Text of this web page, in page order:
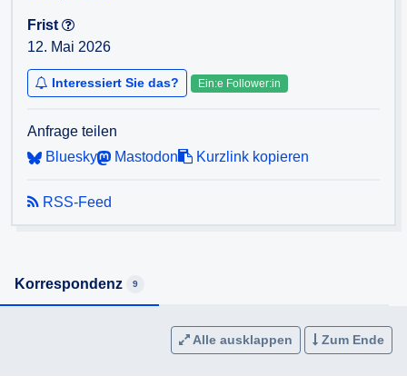
Frist
12. Mai 2026
Interessiert Sie das? Ein:e Follower:in
Anfrage teilen
Bluesky
Mastodon Kurzlink kopieren
RSS-Feed
Korrespondenz 9
Alle ausklappen Zum Ende